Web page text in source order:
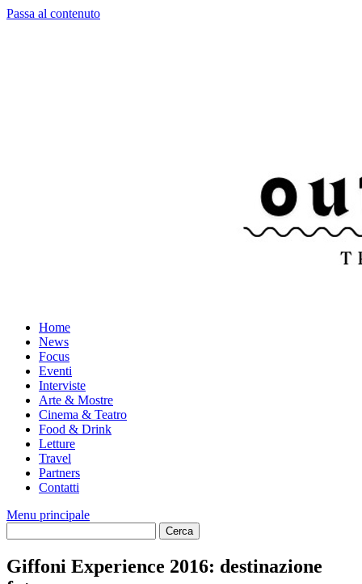
Passa al contenuto
Home
News
Focus
Eventi
Interviste
Arte & Mostre
Cinema & Teatro
Food & Drink
Letture
Travel
Partners
Contatti
Menu principale
Giffoni Experience 2016: destinazione